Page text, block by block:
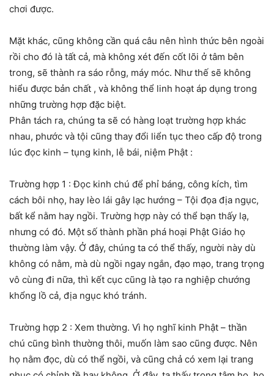
chơi được.
Mặt khác, cũng không cần quá câu nên hình thức bên ngoài
rồi cho đó là tất cả, mà không xét đến cốt lõi ở tâm bên
trong, sẽ thành ra sáo rỗng, máy móc. Như thế sẽ không
hiểu được bản chất , và không thể linh hoạt áp dụng trong
những trường hợp đặc biệt.
Phân tách ra, chúng ta sẽ có hàng loạt trường hợp khác
nhau, phước và tội cũng thay đổi liển tục theo cấp độ trong
lúc đọc kinh – tụng kinh, lễ bái, niệm Phật :
Trường hợp 1 : Đọc kinh chú để phỉ báng, công kích, tìm
cách bôi nhọ, hay lèo lái gây lạc hướng – Tội đọa địa ngục,
bất kể nằm hay ngồi. Trường hợp này có thể bạn thấy lạ,
nhưng có đó. Một số thành phần phá hoại Phật Giáo họ
thường làm vậy. Ở đây, chúng ta có thể thấy, người này dù
không có nằm, mà dù ngồi ngay ngắn, đạo mạo, trang trọng
vô cùng đi nữa, thì kết cục cũng là tạo ra nghiệp chướng
khổng lồ cả, địa ngục khó tránh.
Trường hợp 2 : Xem thường. Vì họ nghĩ kinh Phật – thần
chú cũng bình thường thôi, muốn làm sao cũng được. Nên
họ nằm đọc, dù có thể ngồi, và cũng chả có xem lại trang